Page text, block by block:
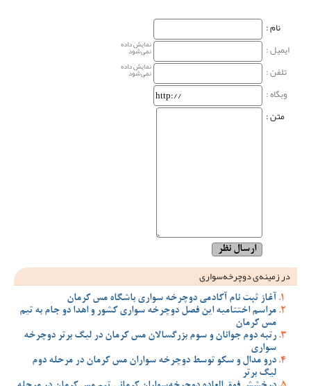
نام‌ :
ایمیل :
نمایش داده
نمی‌شود
تلفن : نمایش داده
نمی‌شود
وبگاه‌ :
متن :
در زمینه‌ی دوچرخه‌سواری
آغاز ثبت نام آکادمی دوچرخه سواری باشگاه مس کرمان
مراسم اختتامیه این فصل دوچرخه سواری کشور و اهدا دو جام به تیم
مس کرمان
رتبه دوم جوانان و سوم بزرگسالان مس کرمان در لیگ برتر دوچرخه
سواری
درو مدال و سکو توسط دوچرخه سواران مس کرمان در مرحله دوم
لیگ برتر